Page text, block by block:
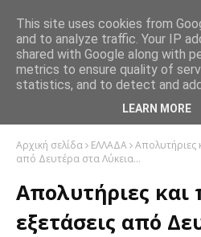
Αρχική σελίδα ΕΛΛΑΔΑ Απολυτήριες
από Δευτέρα στα Λύκεια...
Απολυτήριες και
εξετάσεις από
This site uses cookies from
and to analyze traffic. Your IP
shared with Google along with
metrics to ensure quality of
statistics, and to detect and
LEARN MORE